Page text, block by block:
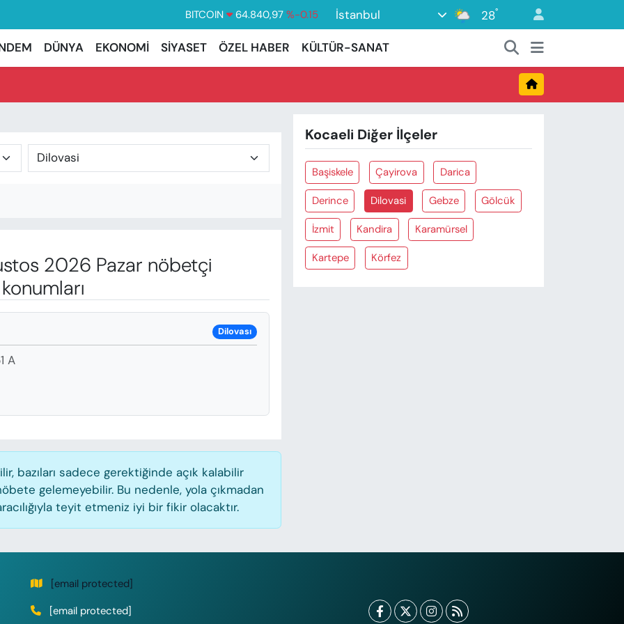
BITCOIN 64.840,97 %-0.15
DOLAR
47,7436
%0.18
EURO
55,2510 %0.32
%-14
İstanbul 28°
DÜNYA EKONOMİ SİYASET ÖZEL HABER KÜLTÜR-SANAT
2026 Pazar nöbetçi
Dilovası
A
bazıları sadece gerektiğinde açık kalabilir
gelemeyebilir. Bu nedenle, yola çıkmadan
teyit etmeniz iyi bir fikir olacaktır.
Kocaeli Diğer İlçeler
Başiskele Çayirova Darica
Derince Dilovasi Gebze Gölcük
İzmit Kandira Karamürsel
Kartepe Körfez
[email protected]
[email protected]